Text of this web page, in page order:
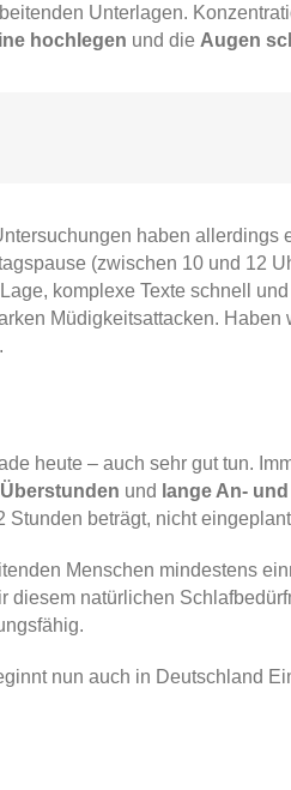
Unterlagen.
hochlegen und die Augen
haben allerdings
(zwischen 10 und 12
komplexe Texte schnell
Müdigkeitsattacken. Haben
heute – auch sehr gut tun.
Überstunden und lange An-
beträgt, nicht
Menschen mindestens
natürlichen
nun auch in Deutschland